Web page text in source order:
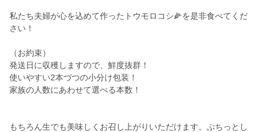
私たち夫婦が心を込めて作ったトウモロコシ🌽を是非食べてくだ
さい！
（お約束）
発送日に収穫しますので、鮮度抜群！
使いやすい2本づつの小分け包装！
家族の人数にあわせて選べる本数！
もちろん生でも美味しくお召し上がりいただけます。ぷちっとし